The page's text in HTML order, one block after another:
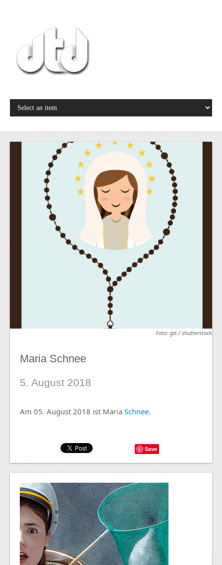
Foto: gst / shutterstock
Maria Schnee
5. August 2018
Am 05. August 2018 ist Maria Schnee.
Save